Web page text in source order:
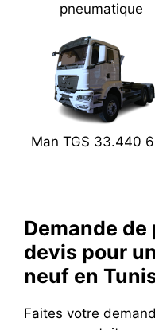
pneumatique
Man TGS 33.440
Demande de
devis pour
neuf en
Faites votre